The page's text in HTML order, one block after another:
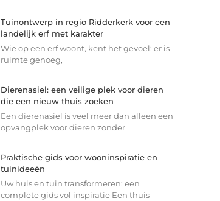
Tuinontwerp in regio Ridderkerk voor een
landelijk erf met karakter
Wie op een erf woont, kent het gevoel: er is
ruimte genoeg,
Dierenasiel: een veilige plek voor dieren
die een nieuw thuis zoeken
Een dierenasiel is veel meer dan alleen een
opvangplek voor dieren zonder
Praktische gids voor wooninspiratie en
tuinideeën
Uw huis en tuin transformeren: een
complete gids vol inspiratie Een thuis